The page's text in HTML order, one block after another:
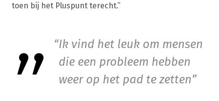
toen bij het Pluspunt terecht.”
Ik vind het leuk om mensen
die een probleem hebben
weer op het pad te zetten